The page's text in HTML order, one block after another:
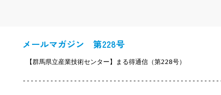
メールマガジン 第228号
【群馬県立産業技術センター】まる得通信（第228号）